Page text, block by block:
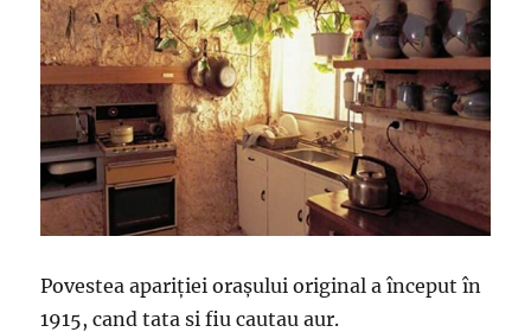
Povestea apariției orașului original a început în
1915, cand tata si fiu cautau aur.